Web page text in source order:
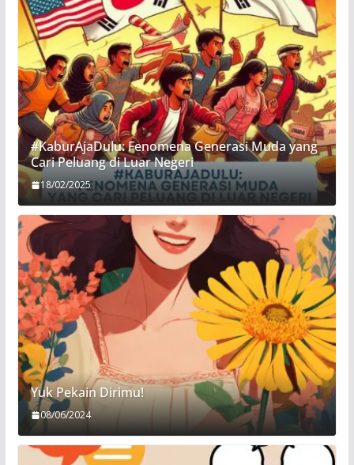
#KaburAjaDulu: Fenomena Generasi Muda yang
Cari Peluang di Luar Negeri
18/02/2025
Yuk Pekain Dirimu!
08/06/2024